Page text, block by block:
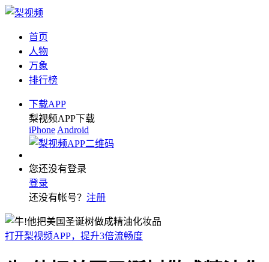
首页
人物
万象
排行榜
下载APP
梨视频APP下载
iPhone Android
您还没有登录
登录
还没有帐号？ 注册
打开梨视频APP，提升3倍流畅度